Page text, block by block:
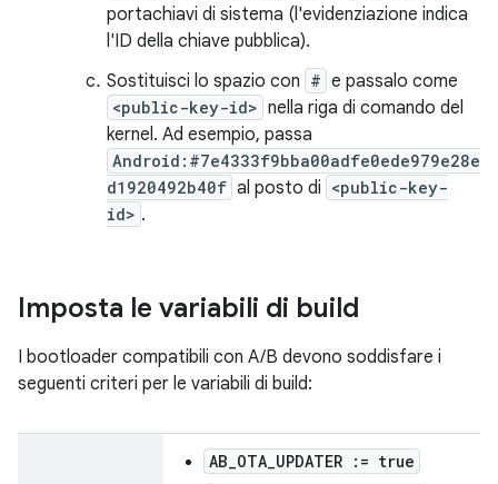
portachiavi di sistema (l'evidenziazione indica
l'ID della chiave pubblica).
Sostituisci lo spazio con # e passalo come
<public-key-id> nella riga di comando del
kernel. Ad esempio, passa
Android:#7e4333f9bba00adfe0ede979e28e
d1920492b40f al posto di <public-key-
id> .
Imposta le variabili di build
I bootloader compatibili con A/B devono soddisfare i
seguenti criteri per le variabili di build:
AB_OTA_UPDATER := true